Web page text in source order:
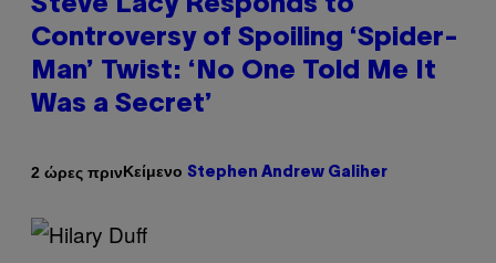
Steve Lacy Responds to
Controversy of Spoiling ‘Spider-
Man’ Twist: ‘No One Told Me It
Was a Secret’
2 ώρες πρινΚείμενο Stephen Andrew Galiher